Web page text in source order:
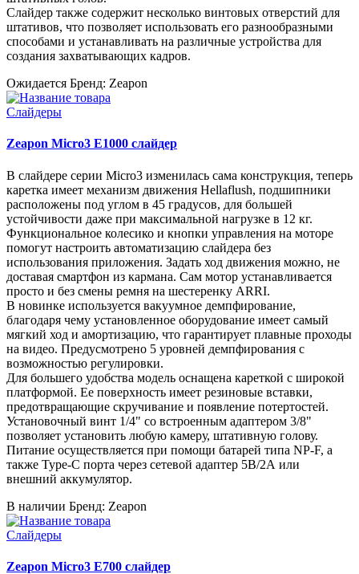
Слайдер также содержит несколько винтовых отверстий для
штативов, что позволяет использовать его разнообразными
способами и устанавливать на различные устройства для
создания захватывающих кадров.
Ожидается Бренд: Zeapon
Слайдеры
Zeapon Micro3 E1000 слайдер
В слайдере серии Micro3 изменилась сама конструкция, теперь
каретка имеет механизм движения Hellaflush, подшипники
расположены под углом в 45 градусов, для большей
устойчивости даже при максимальной нагрузке в 12 кг.
Функциональное колесико и кнопки управления на моторе
помогут настроить автоматизацию слайдера без
использования приложения. Задать ход движения можно, не
доставая смартфон из кармана. Сам мотор устанавливается
просто и без смены ремня на шестеренку ARRI.
В новинке используется вакуумное демпфирование,
благодаря чему установленное оборудование имеет самый
мягкий ход и амортизацию, что гарантирует плавные проходы
на видео. Предусмотрено 5 уровней демпфирования с
возможностью регулировки.
Для большего удобства модель оснащена кареткой с широкой
платформой. Ее поверхность имеет резиновые вставки,
предотвращающие скручивание и появление потертостей.
Установочный винт 1/4" со встроенным адаптером 3/8"
позволяет установить любую камеру, штативную голову.
Питание осуществляется при помощи батарей типа NP-F, а
также Type-C порта через сетевой адаптер 5В/2А или
внешний аккумулятор.
В наличии Бренд: Zeapon
Слайдеры
Zeapon Micro3 E700 слайдер